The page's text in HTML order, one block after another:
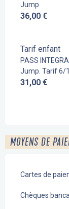
Jump
36,00 €
Tarif enfant
PASS
Jump. Tarif 6/
31,00 €
MOYENS DE
Cartes de
Chèques